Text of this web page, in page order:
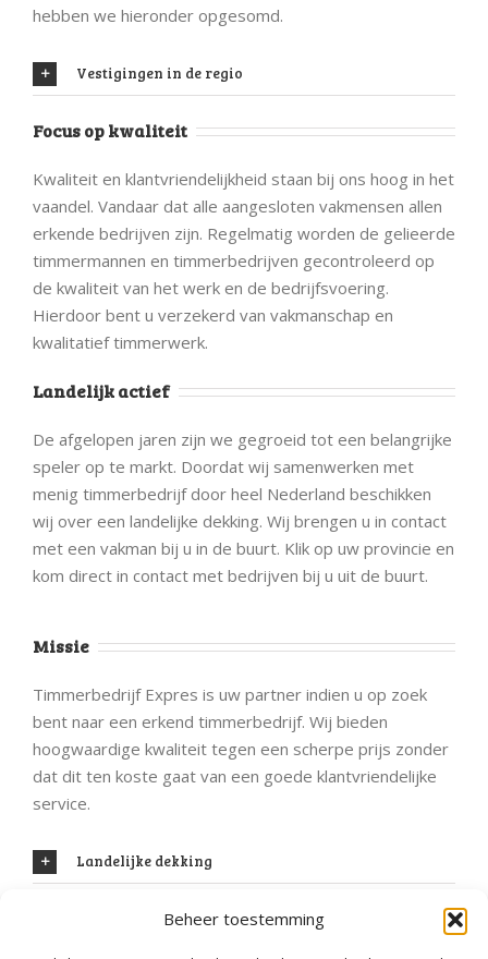
Beheer toestemming
hebben we hieronder opgesomd.
Vestigingen in de regio
Focus op kwaliteit
Kwaliteit en klantvriendelijkheid staan bij ons hoog in het
vaandel. Vandaar dat alle aangesloten vakmensen allen
erkende bedrijven zijn. Regelmatig worden de gelieerde
timmermannen en timmerbedrijven gecontroleerd op
de kwaliteit van het werk en de bedrijfsvoering.
Hierdoor bent u verzekerd van vakmanschap en
kwalitatief timmerwerk.
Landelijk actief
De afgelopen jaren zijn we gegroeid tot een belangrijke
speler op te markt. Doordat wij samenwerken met
menig timmerbedrijf door heel Nederland beschikken
wij over een landelijke dekking. Wij brengen u in contact
met een vakman bij u in de buurt. Klik op uw provincie en
kom direct in contact met bedrijven bij u uit de buurt.
Missie
Timmerbedrijf Expres is uw partner indien u op zoek
bent naar een erkend timmerbedrijf. Wij bieden
hoogwaardige kwaliteit tegen een scherpe prijs zonder
dat dit ten koste gaat van een goede klantvriendelijke
service.
Landelijke dekking